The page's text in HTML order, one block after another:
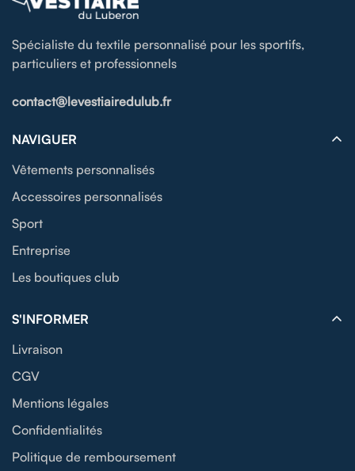
Spécialiste du textile personnalisé pour les sportifs,
particuliers et professionnels
contact@levestiairedulub.fr
NAVIGUER
Vêtements personnalisés
Accessoires personnalisés
Sport
Entreprise
Les boutiques club
S'INFORMER
Livraison
CGV
Mentions légales
Confidentialités
Politique de remboursement